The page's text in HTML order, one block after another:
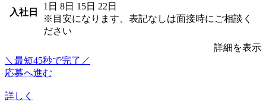
入社日
1日 8日 15日 22日
※目安になります、表記なしは面接時にご相談く
ださい
詳細を表示
＼最短45秒で完了／
応募へ進む
詳しく